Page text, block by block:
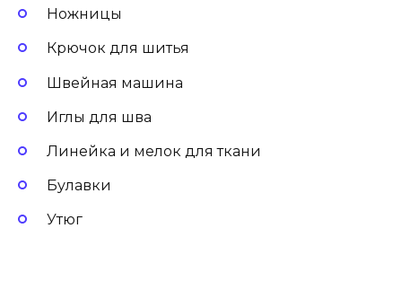
Ножницы
Крючок для шитья
Швейная машина
Иглы для шва
Линейка и мелок для ткани
Булавки
Утюг